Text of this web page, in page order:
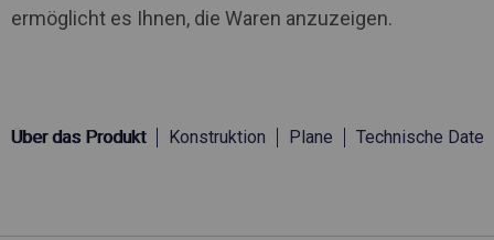
ermöglicht es Ihnen, die Waren anzuzeigen.
Über das Produkt Konstruktion Plane Technische Daten